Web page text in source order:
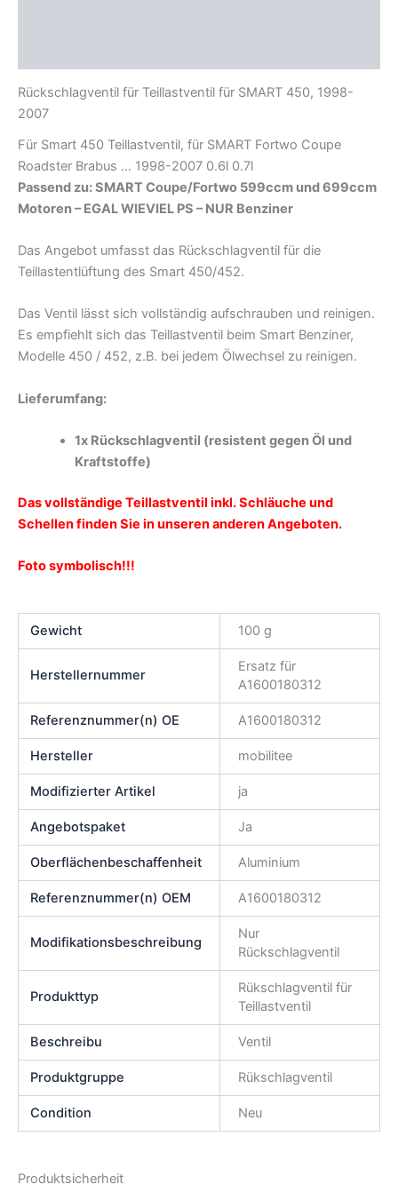
Rückschlagventil für Teillastventil für SMART 450, 1998-
2007
Für Smart 450 Teillastventil, für SMART Fortwo Coupe
Roadster Brabus … 1998-2007 0.6l 0.7l
Passend zu:SMART Coupe/Fortwo 599ccm und 699ccm
Motoren – EGAL WIEVIEL PS – NUR Benziner
Das Angebot umfasst das Rückschlagventil für die
Teillastentlüftung des Smart 450/452.
Das Ventil lässt sich vollständig aufschrauben und reinigen.
Es empfiehlt sich das Teillastventil beim Smart Benziner,
Modelle 450 / 452, z.B. bei jedem Ölwechsel zu reinigen.
Lieferumfang:
1x Rückschlagventil (resistent gegen Öl und
Kraftstoffe)
Das vollständige Teillastventil inkl. Schläuche und
Schellen finden Sie in unseren anderen Angeboten.
Foto symbolisch!!!
Gewicht 100 g
Herstellernummer
Ersatz für
A1600180312
Referenznummer(n) OE A1600180312
Hersteller mobilitee
Modifizierter Artikel ja
Angebotspaket Ja
Oberflächenbeschaffenheit Aluminium
Referenznummer(n) OEM A1600180312
Modifikationsbeschreibung
Nur
Rückschlagventil
Produkttyp
Rükschlagventil für
Teillastventil
Beschreibu Ventil
Produktgruppe Rükschlagventil
Condition Neu
Produktsicherheit